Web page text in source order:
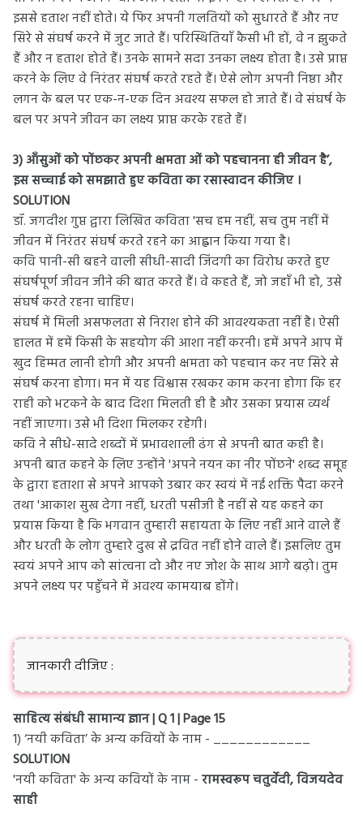
इससे हताश नहीं होते। ये फिर अपनी गलतियों को सुधारते हैं और नए
सिरे से संघर्ष करने में जुट जाते हैं। परिस्थितियाँ कैसी भी हों, वे न झुकते
हैं और न हताश होते हैं। उनके सामने सदा उनका लक्ष्य होता है। उसे प्राप्त
करने के लिए वे निरंतर संघर्ष करते रहते हैं। ऐसे लोग अपनी निष्ठा और
लगन के बल पर एक-न-एक दिन अवश्य सफल हो जाते हैं। वे संघर्ष के
बल पर अपने जीवन का लक्ष्य प्राप्त करके रहते हैं।
3) आँसुओं को पोंछकर अपनी क्षमता ओं को पहचानना ही जीवन है’,
इस सच्चाई को समझाते हुए कविता का रसास्वादन कीजिए ।
SOLUTION
डॉ. जगदीश गुप्त द्वारा लिखित कविता 'सच हम नहीं, सच तुम नहीं में
जीवन में निरंतर संघर्ष करते रहने का आह्वान किया गया है।
कवि पानी-सी बहने वाली सीधी-सादी जिंदगी का विरोध करते हुए
संघर्षपूर्ण जीवन जीने की बात करते हैं। वे कहते हैं, जो जहाँ भी हो, उसे
संघर्ष करते रहना चाहिए।
संघर्ष में मिली असफलता से निराश होने की आवश्यकता नहीं है। ऐसी
हालत में हमें किसी के सहयोग की आशा नहीं करनी। हमें अपने आप में
खुद हिम्मत लानी होगी और अपनी क्षमता को पहचान कर नए सिरे से
संघर्ष करना होगा। मन में यह विश्वास रखकर काम करना होगा कि हर
राही को भटकने के बाद दिशा मिलती ही है और उसका प्रयास व्यर्थ
नहीं जाएगा। उसे भी दिशा मिलकर रहेगी।
कवि ने सीधे-सादे शब्दों में प्रभावशाली ढंग से अपनी बात कही है।
अपनी बात कहने के लिए उन्होंने 'अपने नयन का नीर पोंछने' शब्द समूह
के द्वारा हताशा से अपने आपको उबार कर स्वयं में नई शक्ति पैदा करने
तथा 'आकाश सुख देगा नहीं, धरती पसीजी है नहीं से यह कहने का
प्रयास किया है कि भगवान तुम्हारी सहायता के लिए नहीं आने वाले हैं
और धरती के लोग तुम्हारे दुख से द्रवित नहीं होने वाले हैं। इसलिए तुम
स्वयं अपने आप को सांत्वना दो और नए जोश के साथ आगे बढ़ो। तुम
अपने लक्ष्य पर पहुँचने में अवश्य कामयाब होंगे।
जानकारी दीजिए:
साहित्य संबंधी सामान्य ज्ञान | Q 1 | Page 15
1) ‘नयी कविता’ के अन्य कवियों के नाम - ____________
SOLUTION
'नयी कविता' के अन्य कवियों के नाम -रामस्वरूप चतुर्वेदी, विजयदेव
साही